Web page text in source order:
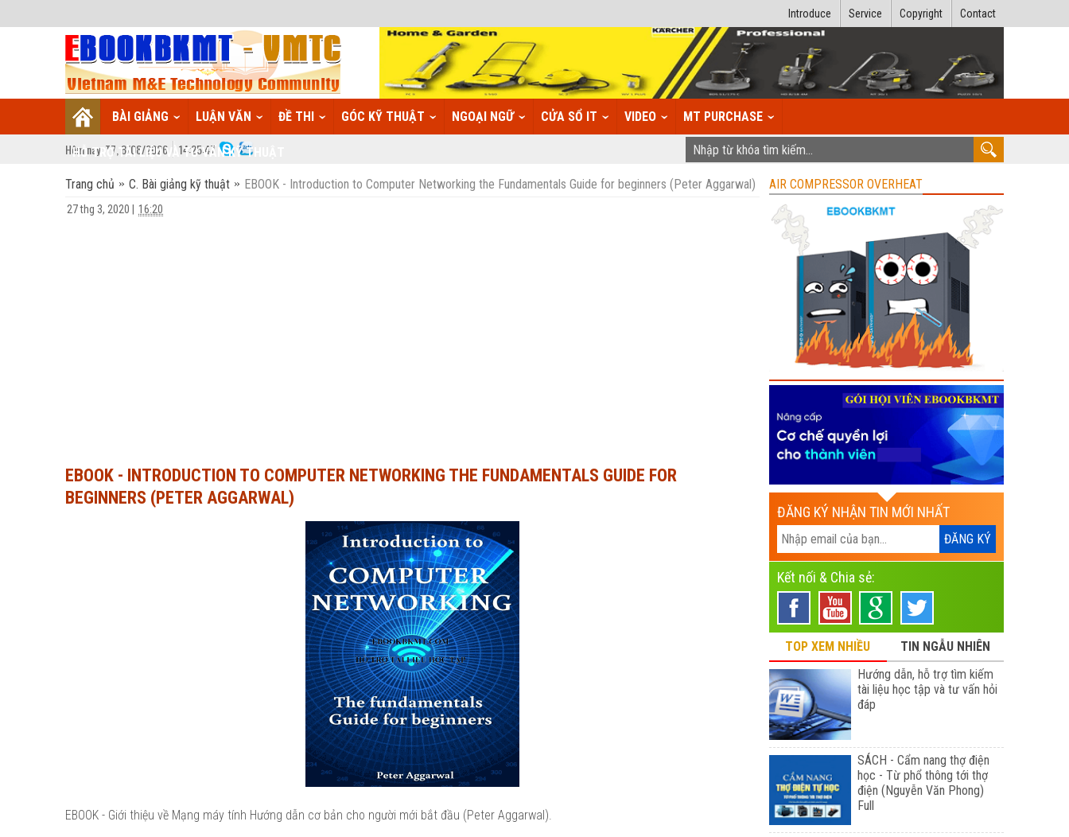
Contact
Copyright
Service
Introduce
BÀI GIẢNG LUẬN VĂN ĐỀ THI GÓC KỸ THUẬT NGOẠI NGỮ CỬA SỔ IT VIDEO MT PURCHASE
HỖ TRỢ TÀI LIỆU VÀ TƯ VẤN KỸ THUẬT
Hôm nay: T7, 8/08/2026 14:25:47
Trang chủ C. Bài giảng kỹ thuật EBOOK - Introduction to Computer Networking the Fundamentals Guide for beginners (Peter Aggarwal)
27 thg 3, 2020 16:20
EBOOK - INTRODUCTION TO COMPUTER NETWORKING THE FUNDAMENTALS GUIDE FOR
BEGINNERS (PETER AGGARWAL)
EBOOK - Giới thiệu về Mạng máy tính Hướng dẫn cơ bản cho người mới bắt đầu (Peter Aggarwal).
AIR COMPRESSOR OVERHEAT
ĐĂNG KÝ NHẬN TIN MỚI NHẤT
Kết nối & Chia sẻ:
TOP XEM NHIỀU
TIN NGẪU NHIÊN
Hướng dẫn, hỗ trợ tìm kiếm
tài liệu học tập và tư vấn hỏi
đáp
SÁCH - Cẩm nang thợ điện
học - Từ phổ thông tới thợ
điện (Nguyễn Văn Phong)
Full